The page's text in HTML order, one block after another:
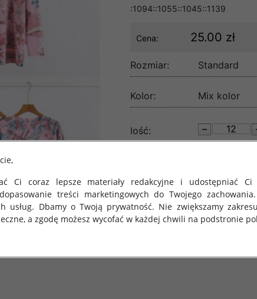
:1094::1055::1045::1139
Cena: 25.00 zł
Rozmiar: Standard
Kolor: Mix kolor
lość:
Ci coraz lepsze materiały redakcyjne i udostępniać Ci
treści marketingowych do Twojego
usług. Dbamy o Twoją prywatność. Nie zwiększamy
a zgodę możesz wycofać w każdej chwili na podstronie
Rozporządzenie Parlamentu Europejskiego i Rady
ochrony osób fizycznych w związku z przetwarzaniem danych
danych oraz uchylenia dyrektywy 95/46/WE (określane
o Ochronie Danych"). W związku z tym
oraz zasadach, na jakich odbywa się to po dniu 25